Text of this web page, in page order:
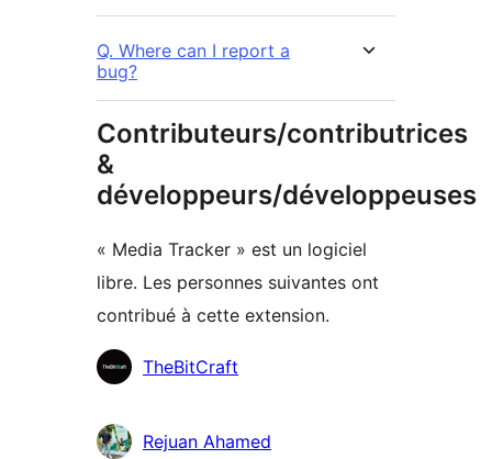
Q. Where can I report a
bug?
Contributeurs/contributrices
&
développeurs/développeuses
« Media Tracker » est un logiciel
libre. Les personnes suivantes ont
contribué à cette extension.
Contributeurs
TheBitCraft
Rejuan Ahamed